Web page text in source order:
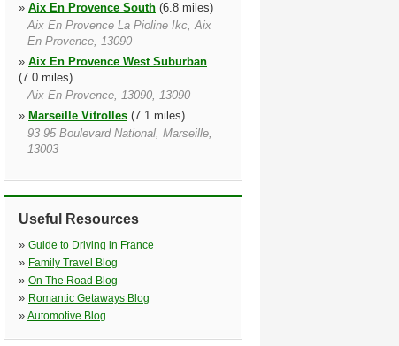
» Aix En Provence South (6.8 miles)
Aix En Provence La Pioline Ikc, Aix
En Provence, 13090
» Aix En Provence West Suburban
(7.0 miles)
Aix En Provence, 13090, 13090
» Marseille Vitrolles (7.1 miles)
93 95 Boulevard National, Marseille,
13003
Marseille Airport
(7.9 miles)
13728
Marseille Train station(8.0 miles)
Marseille, 13001
» Marseille Caillols
Garage Vag Dhaiti, Marseille, 13012
Useful Resources
» Guide to Driving in France
» Family Travel Blog
» On The Road Blog
» Romantic Getaways Blog
» Automotive Blog